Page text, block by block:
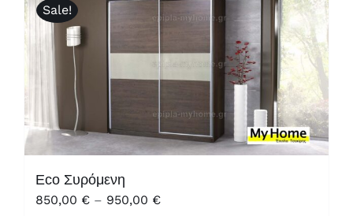
Sale!
Eco Συρόμενη
850,00 € – 950,00 €Price